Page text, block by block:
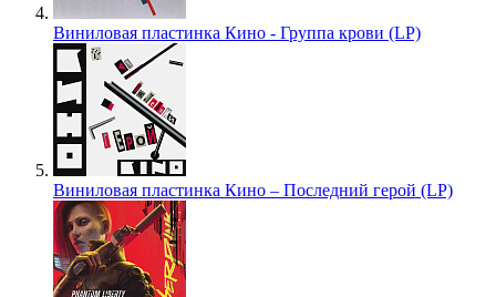
Виниловая пластинка Кино - Группа крови (LP)
Виниловая пластинка Кино – Последний герой (LP)